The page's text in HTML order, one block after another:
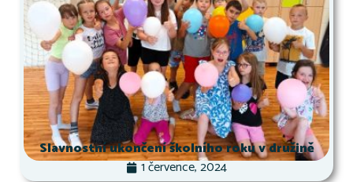
Slavnostní ukončení školního roku v družině
1 července, 2024